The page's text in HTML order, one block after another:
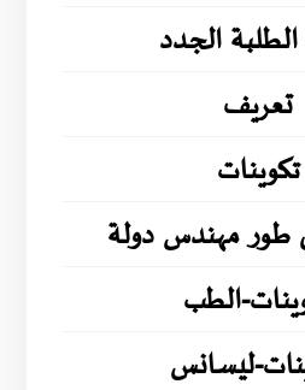
الطلبة الجدد
تعريف
تكوينات
طور مهندس دولة
الطب
ليسانس